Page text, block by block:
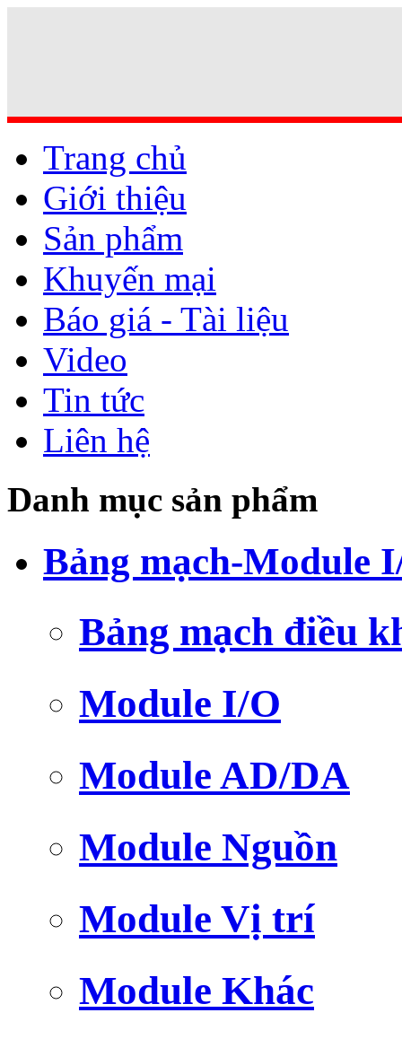
Trang chủ
Giới thiệu
Sản phẩm
Khuyến mại
Báo giá - Tài liệu
Video
Tin tức
Liên hệ
Danh mục sản phẩm
Bảng mạch-Module
Bảng mạch điều
Module I/O
Module AD/DA
Module Nguồn
Module Vị trí
Module Khác